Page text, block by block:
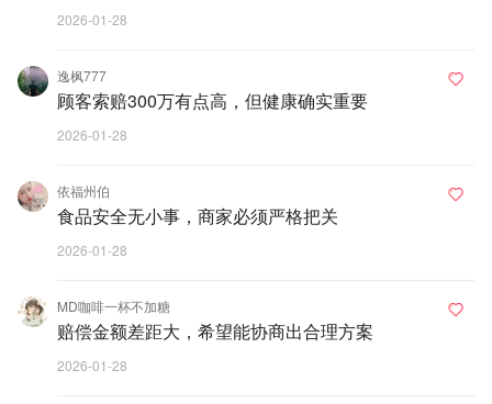
2026-01-28
逸枫777
顾客索赔300万有点高，但健康确实重要
2026-01-28
依福州伯
食品安全无小事，商家必须严格把关
2026-01-28
MD咖啡一杯不加糖
赔偿金额差距大，希望能协商出合理方案
2026-01-28